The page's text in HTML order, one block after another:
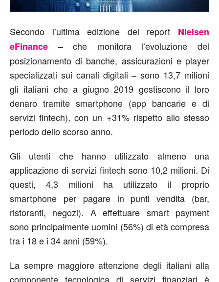
Secondo l’ultima edizione del report Nielsen
eFinance – che monitora l’evoluzione del
posizionamento di banche, assicurazioni e player
specializzati sui canali digitali – sono 13,7 milioni
gli italiani che a giugno 2019 gestiscono il loro
denaro tramite smartphone (app bancarie e di
servizi fintech), con un +31% rispetto allo stesso
periodo dello scorso anno.
Gli utenti che hanno utilizzato almeno una
applicazione di servizi fintech sono 10,2 milioni. Di
questi, 4,3 milioni ha utilizzato il proprio
smartphone per pagare in punti vendita (bar,
ristoranti, negozi). A effettuare smart payment
sono principalmente uomini (56%) di età compresa
tra i 18 e i 34 anni (59%).
La sempre maggiore attenzione degli italiani alla
componente tecnologica di servizi finanziari è